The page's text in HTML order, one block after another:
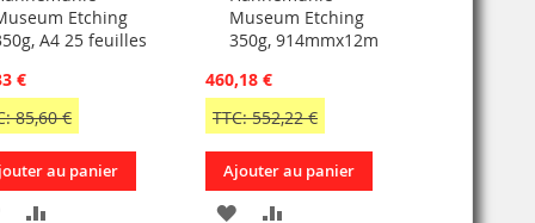
Etching
A4 25 feuilles
€
85,60 €
au panier
AJOUTER
Museum Etching
350g, 914mmx12m
460,18 €
TTC: 552,22 €
panier
Ajouter au panier
AJOUTER